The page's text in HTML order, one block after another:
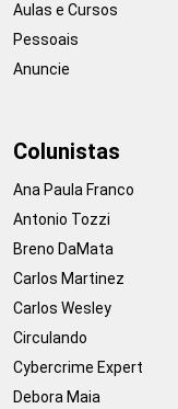
Aulas e Cursos
Pessoais
Anuncie
Colunistas
Ana Paula Franco
Antonio Tozzi
Breno DaMata
Carlos Martinez
Carlos Wesley
Circulando
Cybercrime Expert
Debora Maia